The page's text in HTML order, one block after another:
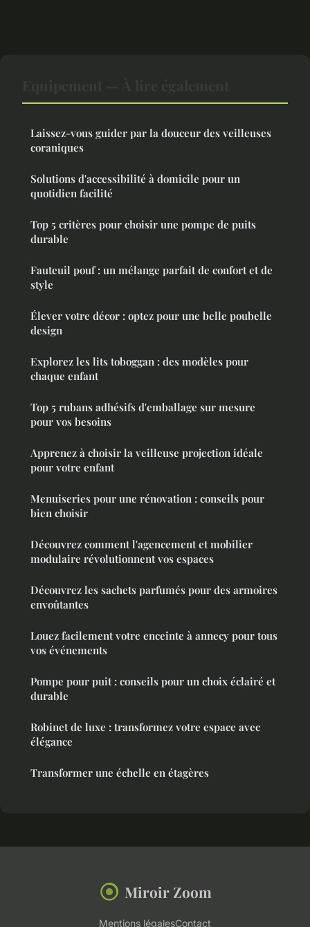
Laissez-vous guider par la douceur des veilleuses
coraniques
Solutions d'accessibilité à domicile pour un
quotidien facilité
Top 5 critères pour choisir une pompe de puits
durable
Fauteuil pouf : un mélange parfait de confort et de
style
Élever votre décor : optez pour une belle poubelle
design
Explorez les lits toboggan : des modèles pour
chaque enfant
Top 5 rubans adhésifs d'emballage sur mesure
pour vos besoins
Apprenez à choisir la veilleuse projection idéale
pour votre enfant
Menuiseries pour une rénovation : conseils pour
bien choisir
Découvrez comment l'agencement et mobilier
modulaire révolutionnent vos espaces
Découvrez les sachets parfumés pour des armoires
envoûtantes
Louez facilement votre enceinte à annecy pour tous
vos événements
Pompe pour puit : conseils pour un choix éclairé et
durable
Robinet de luxe : transformez votre espace avec
élégance
Transformer une échelle en étagères
Miroir Zoom
Mentions légalesContact